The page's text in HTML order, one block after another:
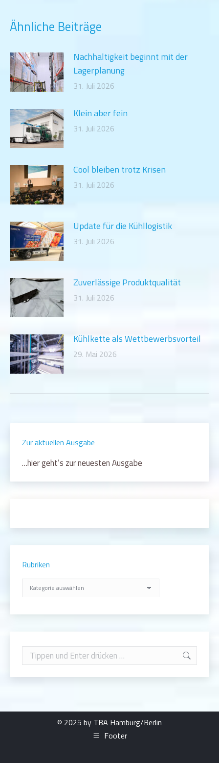
Ähnliche Beiträge
Nachhaltigkeit beginnt mit der
Lagerplanung
31. Juli 2026
Klein aber fein
31. Juli 2026
Cool bleiben trotz Krisen
31. Juli 2026
Update für die Kühllogistik
31. Juli 2026
Zuverlässige Produktqualität
31. Juli 2026
Kühlkette als Wettbewerbsvorteil
29. Mai 2026
Zur aktuellen Ausgabe
…hier geht’s zur neuesten Ausgabe
Rubriken
Rubriken
Search:
© 2025 by TBA Hamburg/Berlin
Footer